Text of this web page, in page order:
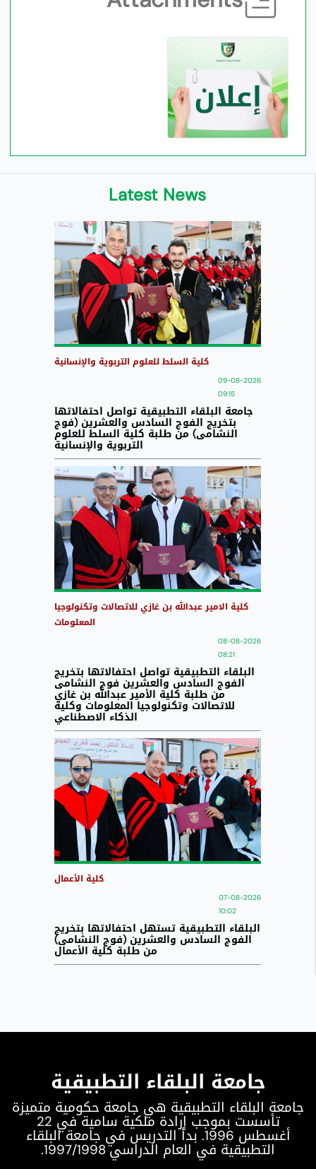
Latest News
كلية السلط للعلوم التربوية والإنسانية
09-08-2026
09:15
جامعة البلقاء التطبيقية تواصل احتفالاتها
بتخريج الفوج السادس والعشرين (فوج
النشامى) من طلبة كلية السلط للعلوم
التربوية والإنسانية
كلية الامير عبدالله بن غازي للاتصالات وتكنولوجيا
المعلومات
08-08-2026
08:21
البلقاء التطبيقية تواصل احتفالاتها بتخريج
الفوج السادس والعشرين فوج النشامى
من طلبة كلية الأمير عبدالله بن غازي
للاتصالات وتكنولوجيا المعلومات وكلية
الذكاء الاصطناعي
كلية الأعمال
07-08-2026
10:02
البلقاء التطبيقية تستهل احتفالاتها بتخريج
الفوج السادس والعشرين (فوج النشامى)
من طلبة كلية الأعمال
جامعة البلقاء التطبيقية
جامعة البلقاء التطبيقية هي جامعة حكومية متميزة
تأسست بموجب إرادة ملكية سامية في 22
أغسطس 1996. بدأ التدريس في جامعة البلقاء
التطبيقية في العام الدراسي 1997/1998.